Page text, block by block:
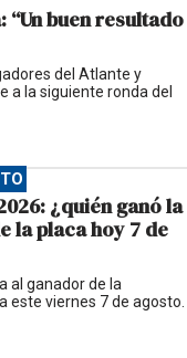
buen resultado
del Atlante y
a la siguiente ronda del
¿quién ganó la
la placa hoy 7 de
al ganador de la
este viernes 7 de agosto.